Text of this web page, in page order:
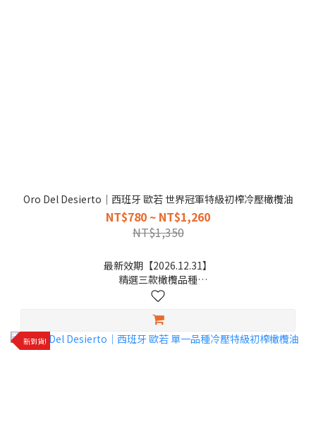
Oro Del Desierto｜西班牙 歐若 世界冠軍特級初榨冷壓橄欖油
NT$780 ~ NT$1,260
NT$1,350
最新效期【2026.12.31】
精選三款橄欖品種
清爽豐富的橄欖香氣口味，台灣熱賣，303強烈推薦~
✨還有單一品種特級初榨橄欖油可以選擇喔！
新到貨!